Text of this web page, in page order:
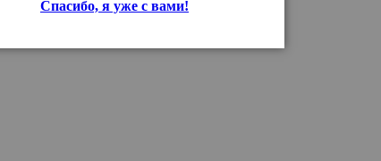
Спасибо, я уже с вами!